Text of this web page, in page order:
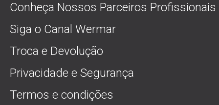
Conheça Nossos Parceiros Profissionais
Siga o Canal Wermar
Troca e Devolução
Privacidade e Segurança
Termos e condições